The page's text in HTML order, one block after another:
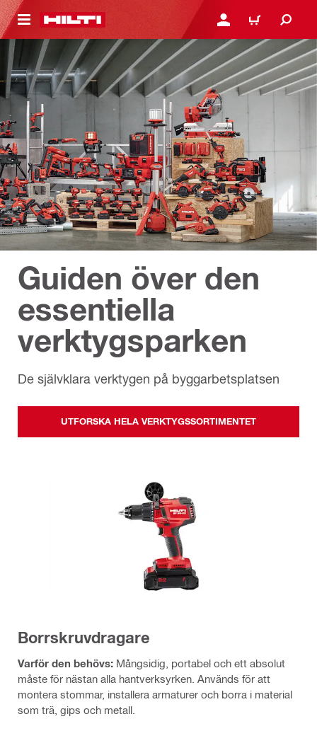
GÅ TILL HUVUDSIDAN LOGGA IN ELLER
VARUKORG
Guiden över den
essentiella
verktygsparken
De självklara verktygen på byggarbetsplatsen
UTFORSKA HELA VERKTYGSSORTIMENTET
Borrskruvdragare
Varför den behövs: Mångsidig, portabel och ett absolut
måste för nästan alla hantverksyrken. Används för att
montera stommar, installera armaturer och borra i material
som trä, gips och metall.